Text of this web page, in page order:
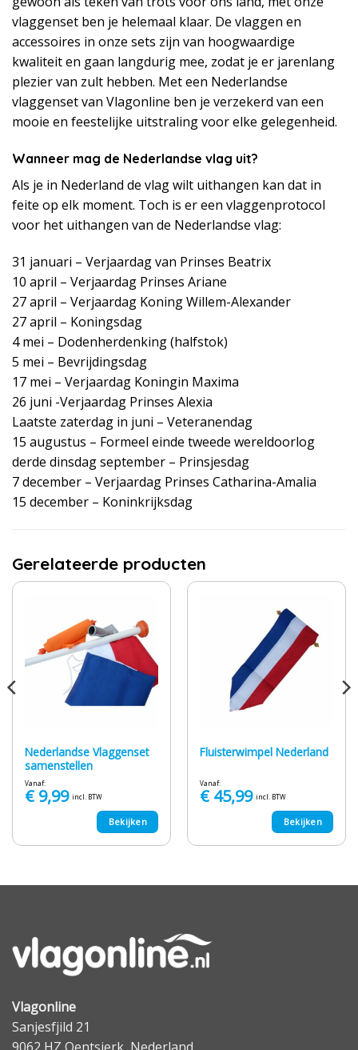
vlaggenset ben je helemaal klaar. De vlaggen en
accessoires in onze sets zijn van hoogwaardige
kwaliteit en gaan langdurig mee, zodat je er jarenlang
plezier van zult hebben. Met een Nederlandse
vlaggenset van Vlagonline ben je verzekerd van een
mooie en feestelijke uitstraling voor elke gelegenheid.
Wanneer mag de Nederlandse vlag uit?
Als je in Nederland de vlag wilt uithangen kan dat in
feite op elk moment. Toch is er een vlaggenprotocol
voor het uithangen van de Nederlandse vlag:
31 januari – Verjaardag van Prinses Beatrix
10 april – Verjaardag Prinses Ariane
27 april – Verjaardag Koning Willem-Alexander
27 april – Koningsdag
4 mei – Dodenherdenking (halfstok)
5 mei – Bevrijdingsdag
17 mei – Verjaardag Koningin Maxima
26 juni -Verjaardag Prinses Alexia
Laatste zaterdag in juni – Veteranendag
15 augustus – Formeel einde tweede wereldoorlog
derde dinsdag september – Prinsjesdag
7 december – Verjaardag Prinses Catharina-Amalia
15 december – Koninkrijksdag
Gerelateerde producten
Nederlandse Vlaggenset
samenstellen
Vanaf:
€9,99 incl. BTW
Bekijken
Fluisterwimpel Nederland
Vanaf:
€45,99 incl. BTW
Bekijken
Vlagonline
Sanjesfjild 21